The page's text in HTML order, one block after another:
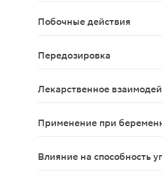
Побочные действия
Передозировка
Лекарственное
Применение при
Влияние на способность